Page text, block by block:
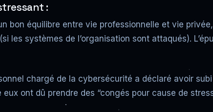
:
bon équilibre entre vie professionnelle et vie
les systèmes de l’organisation sont attaqués).
chargé de la cybersécurité a déclaré avoir
eux ont dû prendre des “congés pour cause de